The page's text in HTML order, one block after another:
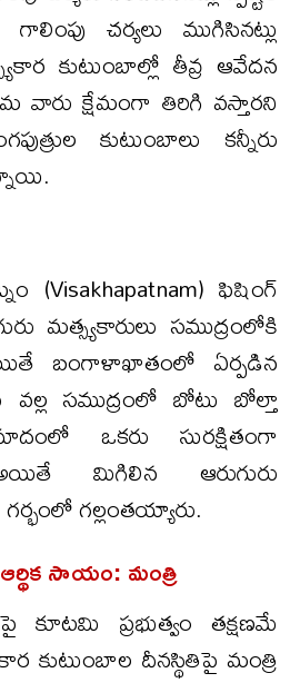
చర్యలు ముగిసినట్లు
కుటుంబాల్లో తీవ్ర ఆవేదన
వారు క్షేమంగా తిరిగి వస్తారని
కుటుంబాలు కన్నీరు
(Visakhapatnam) ఫిషింగ్
మత్స్యకారులు సముద్రంలోకి
బంగాళాఖాతంలో ఏర్పడిన
సముద్రంలో బోటు బోల్తా
ఒకరు సురక్షితంగా
మిగిలిన ఆరుగురు
గల్లంతయ్యారు.
ఆర్థిక సాయం: మంత్రి
ప్రభుత్వం తక్షణమే
కుటుంబాల దీనస్థితిపై మంత్రి